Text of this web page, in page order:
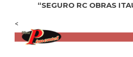
“SEGURO RC OBRAS
<